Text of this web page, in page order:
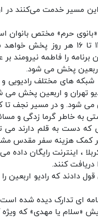
مسیر خدمت می‌کنند در
«بانوی حرم» مختص
فعالیت می‌کنند از خواهران بزرگوار ما
را فاطمه نیرومند بر
اربعین پخش می شود.
های مختلف رادیویی و
تهران و اربعین پخش می
نجف تا کربلا 3 سیگنال خواهیم
به خاطر گرما زدگی و
، اینترنت رایگان داده
دریافت کنند.
دادند که رادیو اربعین
ای تدارک دیده شده
«سلام یا مهدی» که